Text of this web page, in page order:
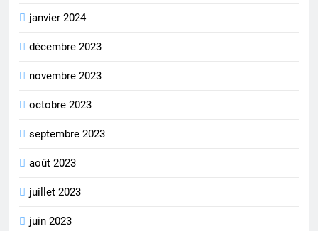
janvier 2024
décembre 2023
novembre 2023
octobre 2023
septembre 2023
août 2023
juillet 2023
juin 2023